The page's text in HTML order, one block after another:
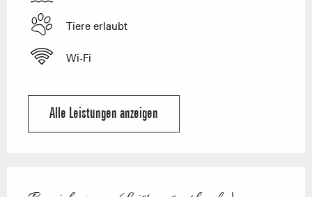
Tiere erlaubt
Wi-Fi
Alle Leistungen anzeigen